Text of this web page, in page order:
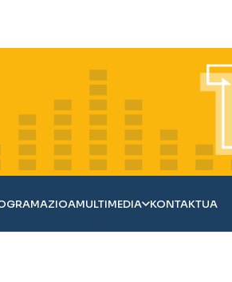
MULTIMEDIA KONTAKTUA